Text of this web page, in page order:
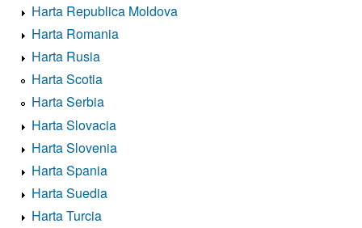
Harta Republica Moldova
Harta Romania
Harta Rusia
Harta Scotia
Harta Serbia
Harta Slovacia
Harta Slovenia
Harta Spania
Harta Suedia
Harta Turcia